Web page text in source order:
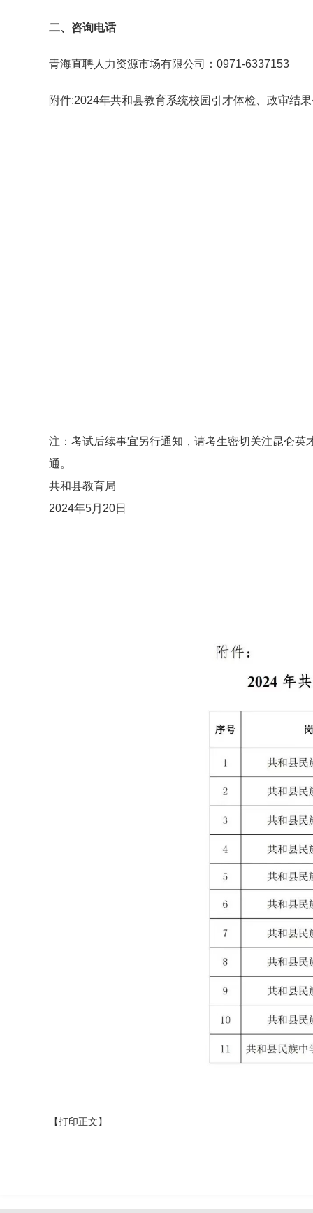
二、咨询电话
青海直聘人力资源市场有限公司：0971-6337153
附件:2024年共和县教育系统校园引才体检、政审结
注：考试后续事宜另行通知，请考生密切关注昆仑
通。
共和县教育局
2024年5月20日
【打印正文】